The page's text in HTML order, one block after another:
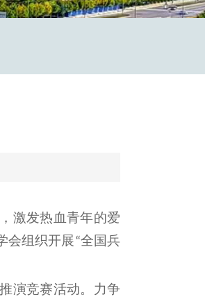
激发热血青年的爱
会组织开展“全国兵
演竞赛活动。力争